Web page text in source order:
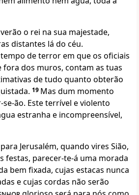
o rei na sua majestade,
distantes lá do céu.
de terror em que os oficiais
fora dos muros, contam as tuas
de tudo quanto obterão
19 Mas dum momento
ão. Este terrível e violento
estranha e incompreensível,
Jerusalém, quando vires Sião,
festas, parecer-te-á uma morada
bem fixada, cujas estacas nunca
e cujas cordas não serão